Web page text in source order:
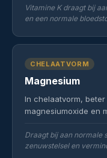
Vitamine K draagt bij
en een normale
CHELAATVORM
Magnesium
In chelaatvorm,
magnesiumoxide en
Draagt bij aan normale
zenuwstelsel en